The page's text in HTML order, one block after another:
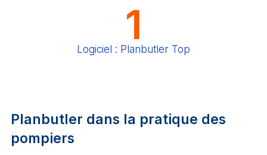
1
Logiciel : Planbutler Top
Planbutler dans la pratique des
pompiers